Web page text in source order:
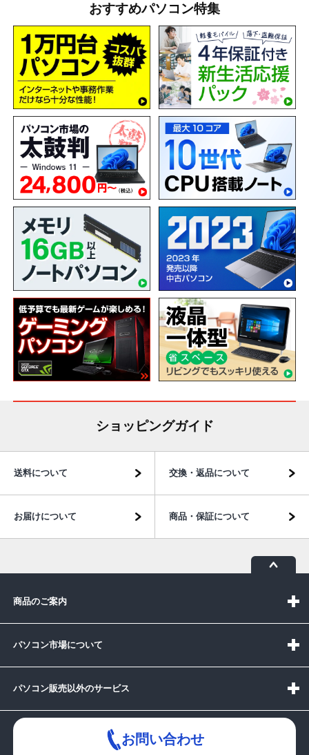
おすすめパソコン特集
ショッピングガイド
送料について 交換・返品について
お届けについて 商品・保証について
商品のご案内
パソコン市場について
パソコン販売以外のサービス
お問い合わせ